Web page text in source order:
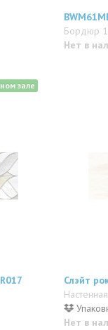
Бордюр
Нет в
зале
Слэйт
Нет в